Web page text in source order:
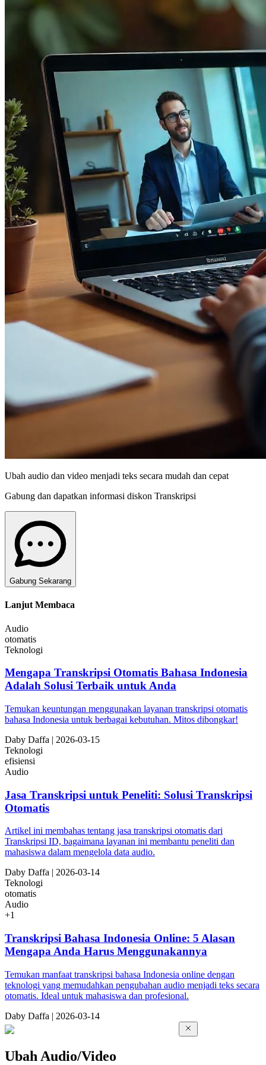
Ubah audio dan video menjadi teks secara mudah dan cepat
Gabung dan dapatkan informasi diskon Transkripsi
Gabung Sekarang
Lanjut Membaca
Audio
otomatis
Teknologi
Mengapa Transkripsi Otomatis Bahasa Indonesia
Adalah Solusi Terbaik untuk Anda
Temukan keuntungan menggunakan layanan transkripsi otomatis
bahasa Indonesia untuk berbagai kebutuhan. Mitos dibongkar!
Daby Daffa | 2026-03-15
Teknologi
efisiensi
Audio
Jasa Transkripsi untuk Peneliti: Solusi Transkripsi
Otomatis
Artikel ini membahas tentang jasa transkripsi otomatis dari
Transkripsi ID, bagaimana layanan ini membantu peneliti dan
mahasiswa dalam mengelola data audio.
Daby Daffa | 2026-03-14
Teknologi
otomatis
Audio
+1
Transkripsi Bahasa Indonesia Online: 5 Alasan
Mengapa Anda Harus Menggunakannya
Temukan manfaat transkripsi bahasa Indonesia online dengan
teknologi yang memudahkan pengubahan audio menjadi teks secara
otomatis. Ideal untuk mahasiswa dan profesional.
Daby Daffa | 2026-03-14
Ubah Audio/Video